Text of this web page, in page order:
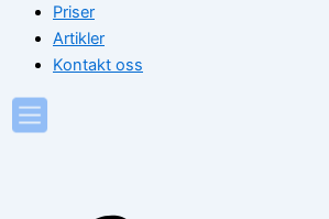
Priser
Artikler
Kontakt oss